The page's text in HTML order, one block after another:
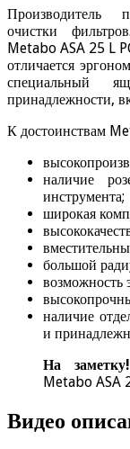
Производитель
очистки
Metabo ASA 25 L
отличается
специальный
принадлежности,
К достоинствам
наличие
инструмента;
широкая
большой
возможность
наличие
и
На заметку!
Metabo ASA
Видео